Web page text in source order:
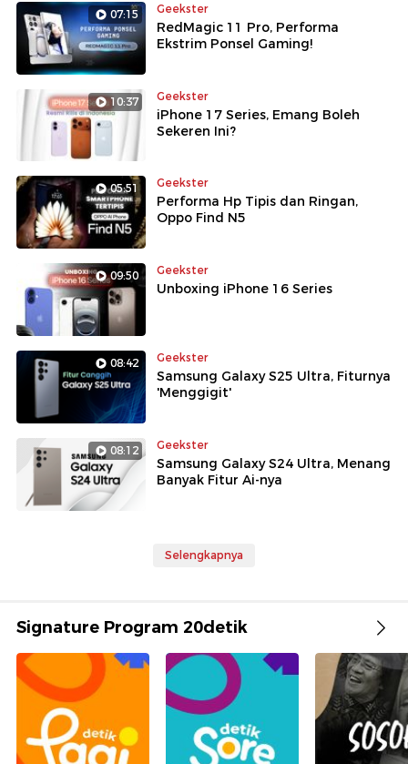
07:15 Geekster
RedMagic 11 Pro, Performa
Ekstrim Ponsel Gaming!
10:37 Geekster
iPhone 17 Series, Emang Boleh
Sekeren Ini?
05:51 Geekster
Performa Hp Tipis dan Ringan,
Oppo Find N5
09:50 Geekster
Unboxing iPhone 16 Series
08:42 Geekster
Samsung Galaxy S25 Ultra, Fiturnya
'Menggigit'
08:12 Geekster
Samsung Galaxy S24 Ultra, Menang
Banyak Fitur Ai-nya
Selengkapnya
Signature Program 20detik